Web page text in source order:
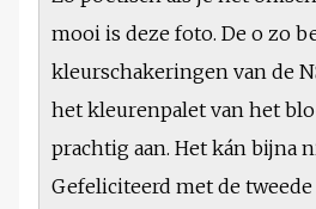
mooi is deze foto. De o zo
kleurschakeringen van de
het kleurenpalet van het
prachtig aan. Het kán bijna
Gefeliciteerd met de tweede